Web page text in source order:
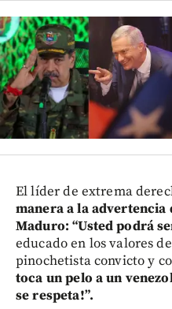
El líder de extrema
manera a la advertencia
Maduro: “Usted podrá
educado en los valores
pinochetista convicto y
toca un pelo a un
se respeta!”.